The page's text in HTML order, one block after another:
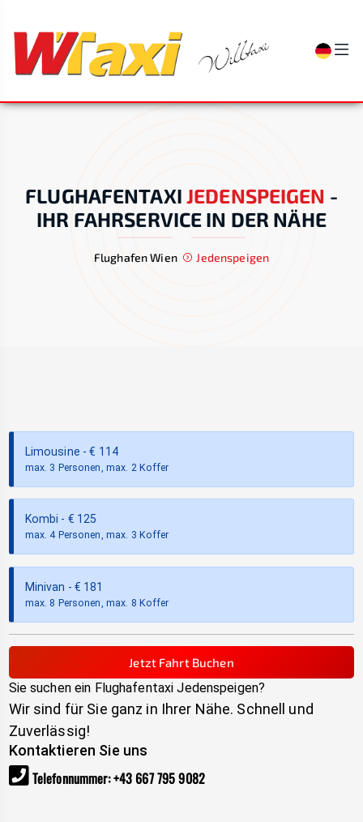
FLUGHAFENTAXI JEDENSPEIGEN -
IHR FAHRSERVICE IN DER NÄHE
Flughafen Wien Jedenspeigen
Limousine - € 114
max. 3 Personen, max. 2 Koffer
Kombi - € 125
max. 4 Personen, max. 3 Koffer
Minivan - € 181
max. 8 Personen, max. 8 Koffer
Jetzt Fahrt Buchen
Sie suchen ein Flughafentaxi Jedenspeigen?
Wir sind für Sie ganz in Ihrer Nähe. Schnell und
Zuverlässig!
Kontaktieren Sie uns
Telefonnummer:+43 667 795 9082